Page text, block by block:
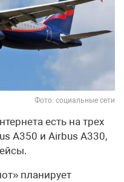
Фото: социальные сети
есть на трех
A350 и Airbus A330,
планирует